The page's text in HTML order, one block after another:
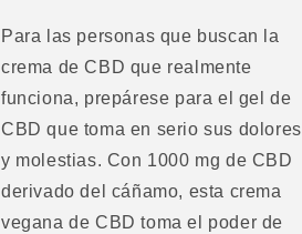
mg
4
mg
4
oz
Para las personas que buscan la
crema de CBD que realmente
funciona, prepárese para el gel de
CBD que toma en serio sus dolores
y molestias. Con 1000 mg de CBD
derivado del cáñamo, esta crema
vegana de CBD toma el poder de